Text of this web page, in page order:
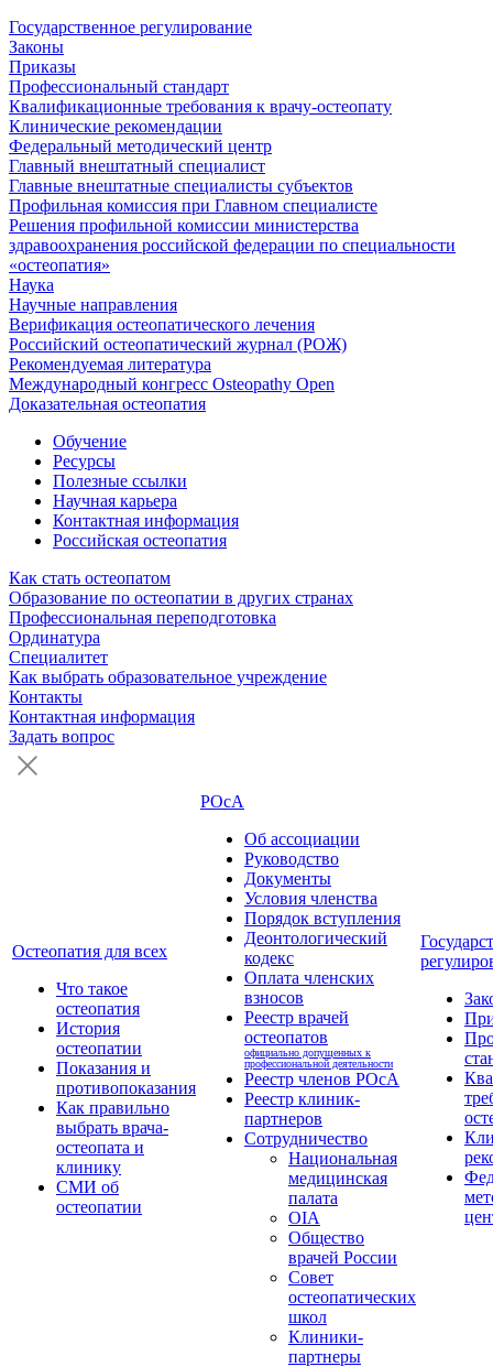
Государственное регулирование
Законы
Приказы
Профессиональный стандарт
Квалификационные требования к врачу-остеопату
Клинические рекомендации
Федеральный методический центр
Главный внештатный специалист
Главные внештатные специалисты субъектов
Профильная комиссия при Главном специалисте
Решения профильной комиссии министерства
здравоохранения российской федерации по специальности
«остеопатия»
Наука
Научные направления
Верификация остеопатического лечения
Российский остеопатический журнал (РОЖ)
Рекомендуемая литература
Международный конгресс Osteopathy Open
Доказательная остеопатия
Обучение
Ресурсы
Полезные ссылки
Научная карьера
Контактная информация
Российская остеопатия
Как стать остеопатом
Образование по остеопатии в других странах
Профессиональная переподготовка
Ординатура
Специалитет
Как выбрать образовательное учреждение
Контакты
Контактная информация
Задать вопрос
Остеопатия для всех
Что такое
остеопатия
История
остеопатии
Показания и
противопоказания
Как правильно
выбрать врача-
остеопата и
клинику
СМИ об
остеопатии
РОсА
Об ассоциации
Руководство
Документы
Условия членства
Порядок вступления
Деонтологический
кодекс
Оплата членских
взносов
Реестр врачей
остеопатов
официально допущенных к
профессиональной деятельности
Реестр членов РОсА
Реестр клиник-
партнеров
Сотрудничество
Национальная
медицинская
палата
OIA
Общество
врачей России
Совет
остеопатических
школ
Клиники-
партнеры